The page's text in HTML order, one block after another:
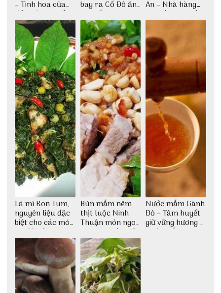
– Tinh hoa của
đất trời Tây Bắc
bay ra Cố Đô ăn
Cơm Âm Phủ
Huế
An – Nhà hàng
cao lầu có thiết
kế vô cùng ấn
tượng giữa lòng
phố Hội
Lá mì Kon Tum,
nguyên liệu đặc
biệt cho các món
ăn độc đáo
Bún mắm nêm
thịt luộc Ninh
Thuận món ngon
dân dã miền biển
Nước mắm Gành
Đỏ – Tâm huyết
giữ vững hương vị
nước mắm sau